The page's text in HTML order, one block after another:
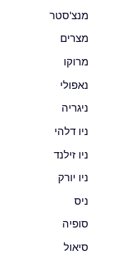
מנצ'סטר
מצרים
מרוקו
נאפולי
ניגריה
ניו דלהי
ניו זילנד
ניו יורק
ניס
סופיה
סיאול